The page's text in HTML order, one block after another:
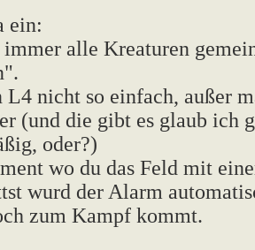
ein:
alle Kreaturen
L4 nicht so einfach, außer
(und die gibt es glaub ich
oder?)
wo du das Feld mit
wurd der Alarm
zum Kampf kommt.